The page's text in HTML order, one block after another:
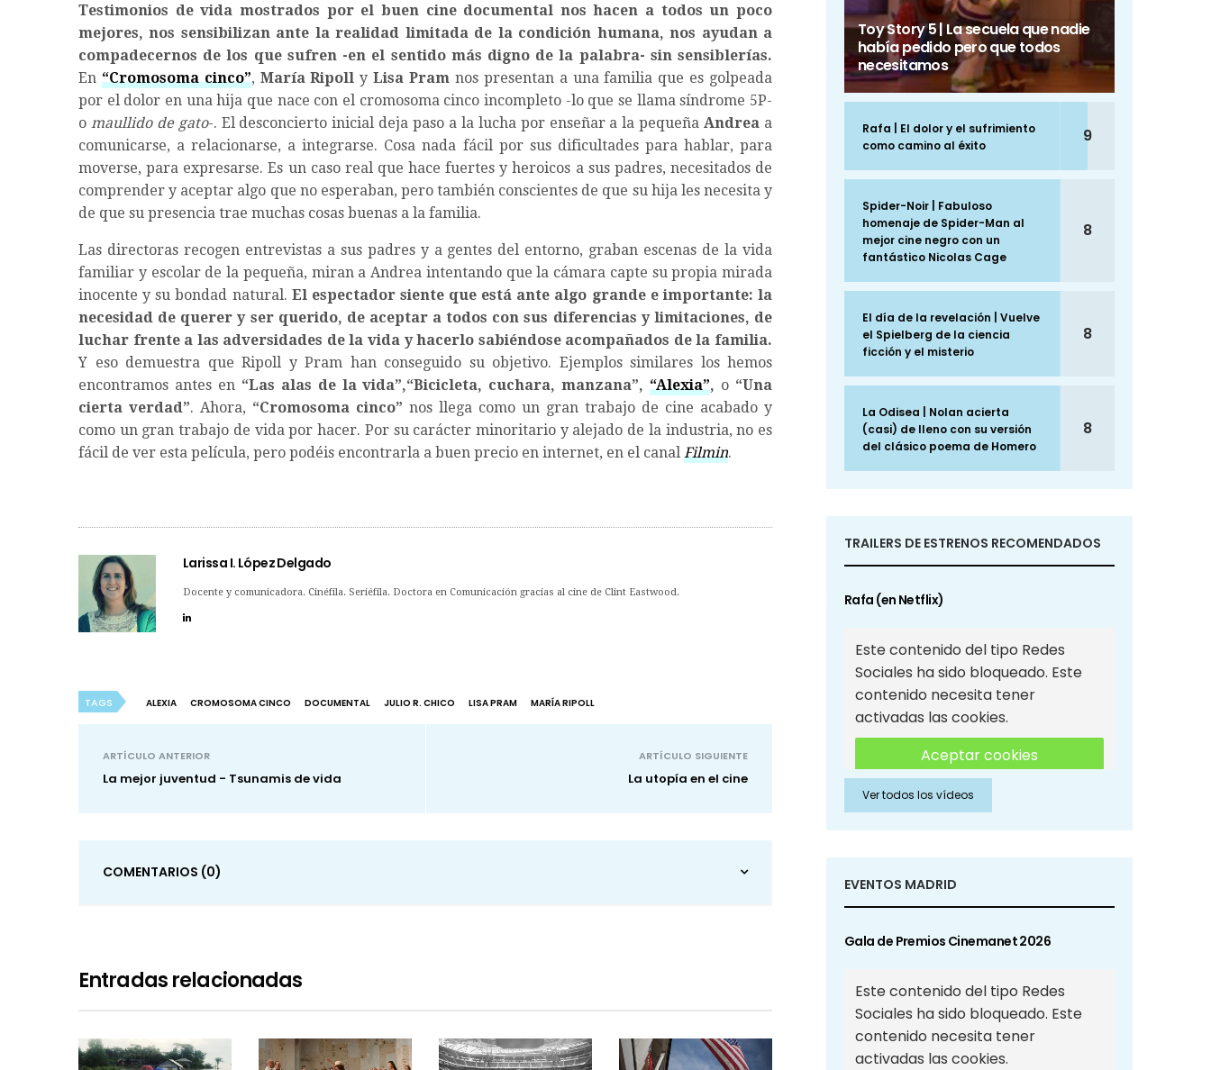
Testimonios de vida mostrados por el buen cine documental nos hacen a todos un poco
mejores, nos sensibilizan ante la realidad limitada de la condición humana, nos ayudan a
compadecernos de los que sufren -en el sentido más digno de la palabra- sin sensiblerías.
En “Cromosoma cinco”, María Ripoll yLisa Pram nos presentan a una familia que es golpeada
por el dolor en una hija que nace con el cromosoma cinco incompleto -lo que se llama síndrome 5P-
o maullido de gato-. El desconcierto inicial deja paso a la lucha por enseñar a la pequeñaAndrea a
comunicarse, a relacionarse, a integrarse. Cosa nada fácil por sus dificultades para hablar, para
moverse, para expresarse. Es un caso real que hace fuertes y heroicos a sus padres, necesitados de
comprender y aceptar algo que no esperaban, pero también conscientes de que su hija les necesita y
de que su presencia trae muchas cosas buenas a la familia.
Las directoras recogen entrevistas a sus padres y a gentes del entorno, graban escenas de la vida
familiar y escolar de la pequeña, miran a Andrea intentando que la cámara capte su propia mirada
inocente y su bondad natural. El espectador siente que está ante algo grande e importante: la
necesidad de querer y ser querido, de aceptar a todos con sus diferencias y limitaciones, de
luchar frente a las adversidades de la vida y hacerlo sabiéndose acompañados de la familia.
Y eso demuestra que Ripoll y Pram han conseguido su objetivo. Ejemplos similares los hemos
encontramos antes en “Las alas de la vida”,“Bicicleta, cuchara, manzana”,“Alexia”, o “Una
cierta verdad”. Ahora, “Cromosoma cinco” nos llega como un gran trabajo de cine acabado y
como un gran trabajo de vida por hacer. Por su carácter minoritario y alejado de la industria, no es
fácil de ver esta película, pero podéis encontrarla a buen precio en internet, en el canal Filmin.
Larissa I. López Delgado
Docente y comunicadora. Cinéfila. Seriéfila. Doctora en Comunicación gracias al cine de Clint Eastwood.
TAGS ALEXIA CROMOSOMA CINCO DOCUMENTAL JULIO R. CHICO LISA PRAM MARÍA RIPOLL
ARTÍCULO ANTERIOR
La mejor juventud - Tsunamis de vida
ARTÍCULO SIGUIENTE
La utopía en el cine
COMENTARIOS (0)
Entradas relacionadas
Toy Story 5 | La secuela que nadie
había pedido pero que todos
necesitamos
Rafa | El dolor y el sufrimiento
como camino al éxito
9
Spider-Noir | Fabuloso
homenaje de Spider-Man al
mejor cine negro con un
fantástico Nicolas Cage
8
El día de la revelación | Vuelve
el Spielberg de la ciencia
ficción y el misterio
8
La Odisea | Nolan acierta
(casi) de lleno con su versión
del clásico poema de Homero
8
TRAILERS DE ESTRENOS RECOMENDADOS
Rafa (en Netflix)
Este contenido del tipo Redes
Sociales ha sido bloqueado. Este
contenido necesita tener
activadas las cookies.
Aceptar cookies
Aceptar cookies de Redes
Sociales
Ver todos los vídeos
EVENTOS MADRID
Gala de Premios Cinemanet 2026
Este contenido del tipo Redes
Sociales ha sido bloqueado. Este
contenido necesita tener
activadas las cookies.